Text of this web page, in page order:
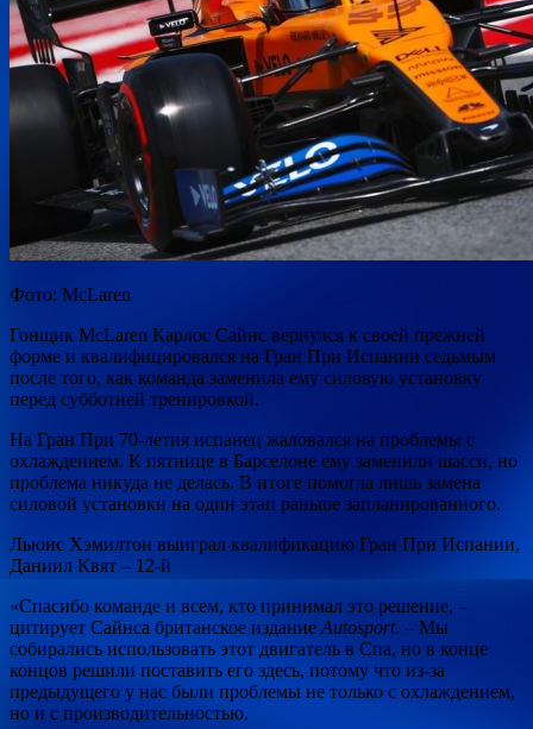
Фото: McLaren
Гонщик McLaren Карлос Сайнс вернулся к своей прежней
форме и квалифицировался на Гран При Испании седьмым
после того, как команда заменила ему силовую установку
перед субботней тренировкой.
На Гран При 70-летия испанец жаловался на проблемы с
охлаждением. К пятнице в Барселоне ему заменили шасси, но
проблема никуда не делась. В итоге помогла лишь замена
силовой установки на один этап раньше запланированного.
Льюис Хэмилтон выиграл квалификацию Гран При Испании,
Даниил Квят – 12-й
«Спасибо команде и всем, кто принимал это решение, –
цитирует Сайнса британское издание Autosport. – Мы
собирались использовать этот двигатель в Спа, но в конце
концов решили поставить его здесь, потому что из-за
предыдущего у нас были проблемы не только с охлаждением,
но и с производительностью.